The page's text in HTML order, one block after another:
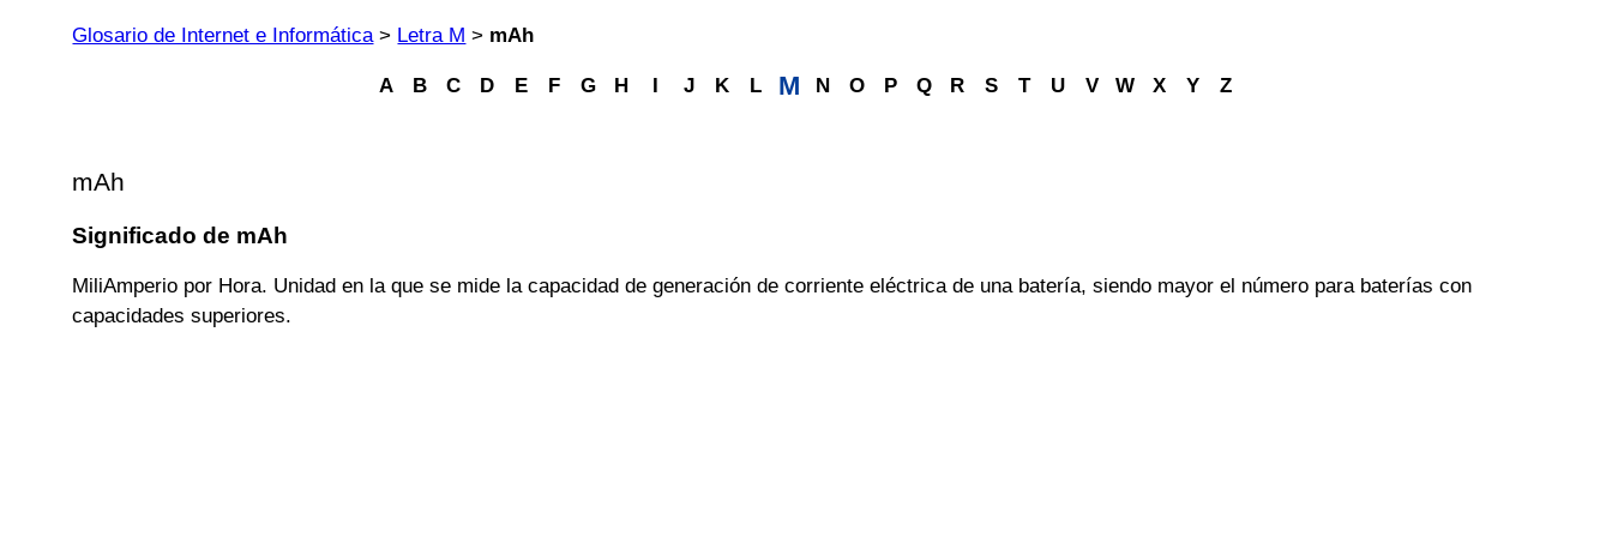
Glosario de Internet e Informática> Letra M > mAh
A B C D E F G H I J K L M N O P Q R S T U V W X Y Z
mAh
Significado de mAh
MiliAmperio por Hora. Unidad en la que se mide la capacidad de generación de corriente eléctrica de una batería, siendo mayor el número para baterías con
capacidades superiores.